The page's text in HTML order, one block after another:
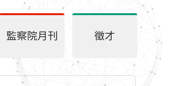
監察院月刊 徵才